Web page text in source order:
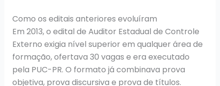
Como os editais anteriores evoluíram
Em 2013, o edital de Auditor Estadual de Controle
Externo exigia nível superior em qualquer área de
formação, ofertava 30 vagas e era executado
pela PUC-PR. O formato já combinava prova
objetiva, prova discursiva e prova de títulos.